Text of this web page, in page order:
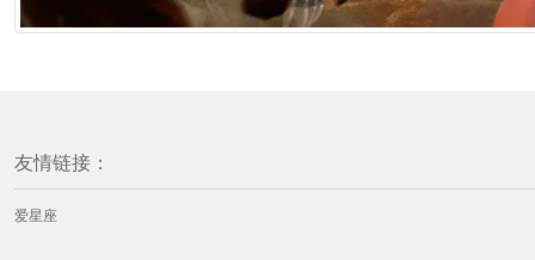
友情链接：
爱星座